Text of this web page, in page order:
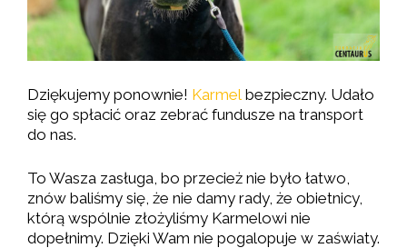
Dziękujemy ponownie! Karmel bezpieczny. Udało
się go spłacić oraz zebrać fundusze na transport
do nas.
To Wasza zasługa, bo przecież nie było łatwo,
znów baliśmy się, że nie damy rady, że obietnicy,
którą wspólnie złożyliśmy Karmelowi nie
dopełnimy. Dzięki Wam nie pogalopuje w zaświaty.